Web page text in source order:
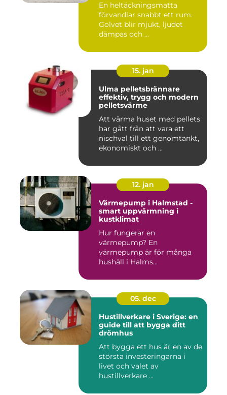
En heltäckningsmatta
förvandlar snabbt ett rum.
Golvet blir mjukt, ljudet
dämpas och ...
15. jan
Ulma pelletsbrännare
effektiv, trygg och modern
pelletsvärme
Att värma huset med pellets
har gått från att vara ett
nischval till ett genomtänkt,
ekonomiskt och ...
12. jan
Värmepump i Halmstad -
smart uppvärmning i
kustklimat
Hur fungerar en
värmepump? En
värmepump är för många
hushåll i Halms...
05. dec
Hustillverkare i Sverige: en
guide till att bygga ditt
drömhus
Att bygga ett hus är en av de
största investeringarna i
livet och valet av
hustillverkare ...